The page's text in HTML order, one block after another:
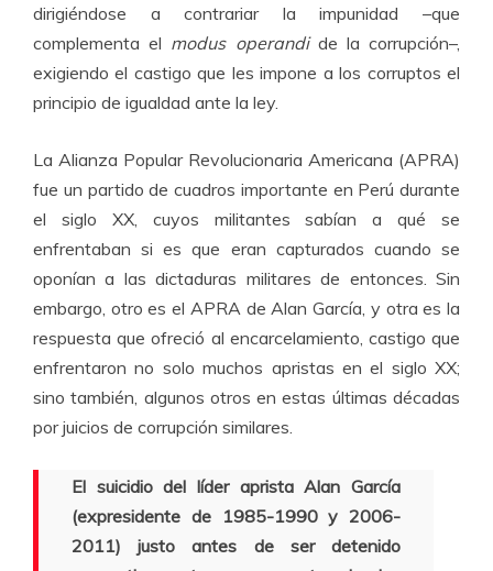
dirigiéndose a contrariar la impunidad –que
complementa el modus operandide la corrupción–,
exigiendo el castigo que les impone a los corruptos el
principio de igualdad ante la ley.
La Alianza Popular Revolucionaria Americana (APRA)
fue un partido de cuadros importante en Perú durante
el siglo XX, cuyos militantes sabían a qué se
enfrentaban si es que eran capturados cuando se
oponían a las dictaduras militares de entonces. Sin
embargo, otro es el APRA de Alan García, y otra es la
respuesta que ofreció al encarcelamiento, castigo que
enfrentaron no solo muchos apristas en el siglo XX;
sino también, algunos otros en estas últimas décadas
por juicios de corrupción similares.
El suicidio del líder aprista Alan García
(expresidente de 1985-1990 y 2006-
2011) justo antes de ser detenido